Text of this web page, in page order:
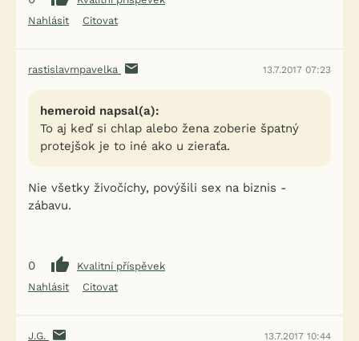
Nahlásit
Citovat
rastislavmpavelka 13.7.2017 07:23
hemeroid napsal(a):
To aj keď si chlap alebo žena zoberie špatný
protejšok je to iné ako u zieraťa.
Nie všetky živočíchy, povýšili sex na biznis -
zábavu.
0
Kvalitní příspěvek
Nahlásit
Citovat
J.G. 13.7.2017 10:44